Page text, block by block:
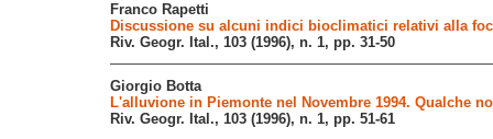
Franco Rapetti
Discussione su alcuni indici bioclimatici relativi alla
Riv. Geogr. Ital., 103 (1996), n. 1, pp. 31-50
Giorgio Botta
L'alluvione in Piemonte nel Novembre 1994. Qualche
Riv. Geogr. Ital., 103 (1996), n. 1, pp. 51-61